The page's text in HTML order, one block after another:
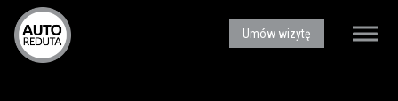
Toggle
Umów wizytę
AUTOREDUTA - Salon samochodów luksusowych